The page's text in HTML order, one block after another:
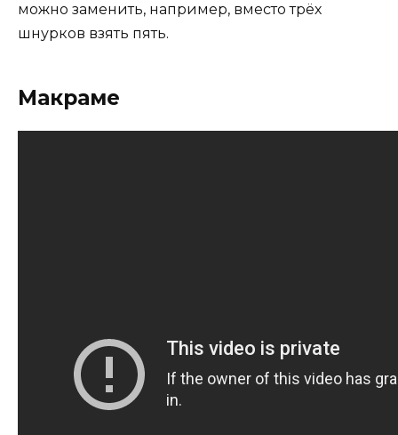
можно заменить, например, вместо трёх
шнурков взять пять.
Макраме